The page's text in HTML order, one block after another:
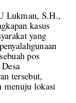
Lukman, S.H.,
kasus
yang
pos
tersebut,
menuju lokasi